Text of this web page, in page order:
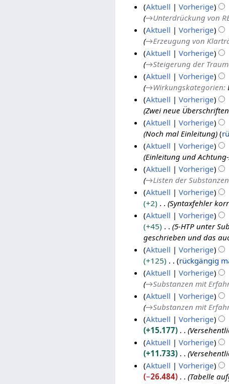
51
Aktuell
Vorherige
→Unterdrückung von
Aktuell
Vorherige
→Erzeugung von
Aktuell
Vorherige
→Steigerung der
Aktuell
Vorherige
→Wirkungskategorien:
Aktuell
Vorherige
Zwei neue
Aktuell
Vorherige
Noch mal Einleitung
Aktuell
Vorherige
Einleitung und
p
0
5
Aktuell Vorherige
→Listen der Substanzen
Aktuell
Vorherige
+2
Syntaxfehler
Aktuell
Vorherige
+45
5-HTP unter
geschrieben und das
p
2
1
Aktuell Vorherige
+125
K
e
i
n
e
B
e
a
r
b
e
rückgängig
Aktuell
Vorherige
→Substanzen mit
Aktuell
Vorherige
→Substanzen mit
Aktuell
Vorherige
+15.177
Aktuell
Vorherige
+11.733
Aktuell
Vorherige
−26.484
Tabelle